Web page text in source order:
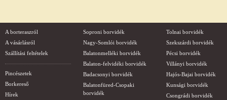
A borteraszról
A vásárlásról
Szállítási feltételek
Pincészetek
Borkereső
Hírek
Soproni borvidék
Nagy-Somlói borvidék
Balatonmelléki borvidék
Balaton-felvidéki borvidék
Badacsonyi borvidék
Balatonfüred-Csopaki
borvidék
Tolnai borvidék
Szekszárdi borvidék
Pécsi borvidék
Villányi borvidék
Hajós-Bajai borvidék
Kunsági borvidék
Csongrádi borvidék